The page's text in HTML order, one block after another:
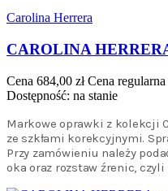
Carolina Herrera
CAROLINA
Cena 684,00 zł Cena regularna
Dostępność: na stanie
Markowe oprawki z kolekcji
ze szkłami korekcyjnymi.
Przy zamówieniu należy
oka oraz rozstaw źrenic, czyli